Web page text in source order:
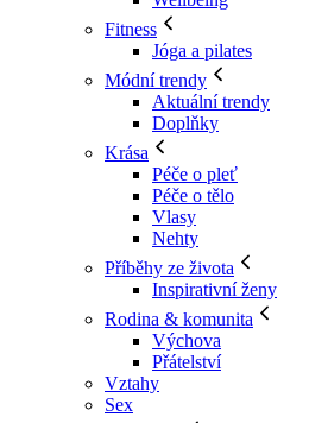
Fitness
Jóga a pilates
Módní trendy
Aktuální trendy
Doplňky
Krása
Péče o pleť
Péče o tělo
Vlasy
Nehty
Příběhy ze života
Inspirativní ženy
Rodina & komunita
Výchova
Přátelství
Vztahy
Sex